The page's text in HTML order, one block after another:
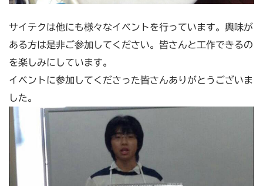
サイテクは他にも様々なイベントを行っています。興味が
ある方は是非ご参加してください。皆さんと工作できるの
を楽しみにしています。
イベントに参加してくださった皆さんありがとうございま
した。